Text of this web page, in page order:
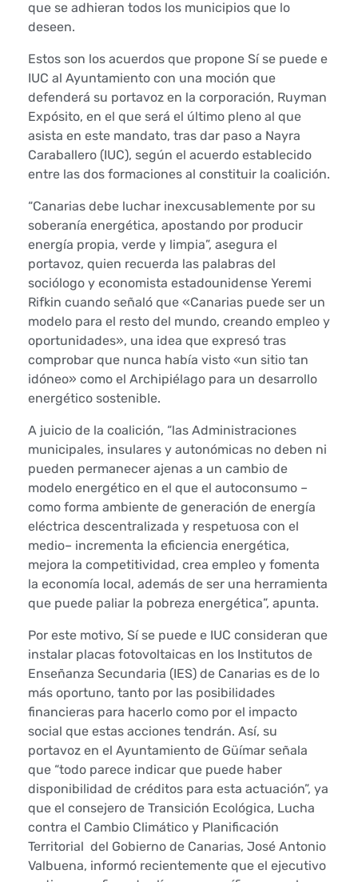
d
e
e
I
U
C
p
i
d
e
n
a
l
A
y
u
n
t
a
m
i
e
n
t
o
d
que se adhieran todos los municipios que lo
deseen.
Estos son los acuerdos que propone Sí se puede e
IUC al Ayuntamiento con una moción que
defenderá su portavoz en la corporación, Ruyman
Expósito, en el que será el último pleno al que
asista en este mandato, tras dar paso a Nayra
Caraballero (IUC), según el acuerdo establecido
entre las dos formaciones al constituir la coalición.
“Canarias debe luchar inexcusablemente por su
soberanía energética, apostando por producir
energía propia, verde y limpia”, asegura el
portavoz, quien recuerda las palabras del
sociólogo y economista estadounidense Yeremi
Rifkin cuando señaló que «Canarias puede ser un
modelo para el resto del mundo, creando empleo y
oportunidades», una idea que expresó tras
comprobar que nunca había visto «un sitio tan
idóneo» como el Archipiélago para un desarrollo
energético sostenible.
A juicio de la coalición, “las Administraciones
municipales, insulares y autonómicas no deben ni
pueden permanecer ajenas a un cambio de
modelo energético en el que el autoconsumo –
como forma ambiente de generación de energía
eléctrica descentralizada y respetuosa con el
medio– incrementa la eficiencia energética,
mejora la competitividad, crea empleo y fomenta
la economía local, además de ser una herramienta
que puede paliar la pobreza energética”, apunta.
Por este motivo, Sí se puede e IUC consideran que
instalar placas fotovoltaicas en los Institutos de
Enseñanza Secundaria (IES) de Canarias es de lo
más oportuno, tanto por las posibilidades
financieras para hacerlo como por el impacto
social que estas acciones tendrán. Así, su
portavoz en el Ayuntamiento de Güímar señala
que “todo parece indicar que puede haber
disponibilidad de créditos para esta actuación”, ya
que el consejero de Transición Ecológica, Lucha
contra el Cambio Climático y Planificación
Territorial del Gobierno de Canarias, José Antonio
Valbuena, informó recientemente que el ejecutivo